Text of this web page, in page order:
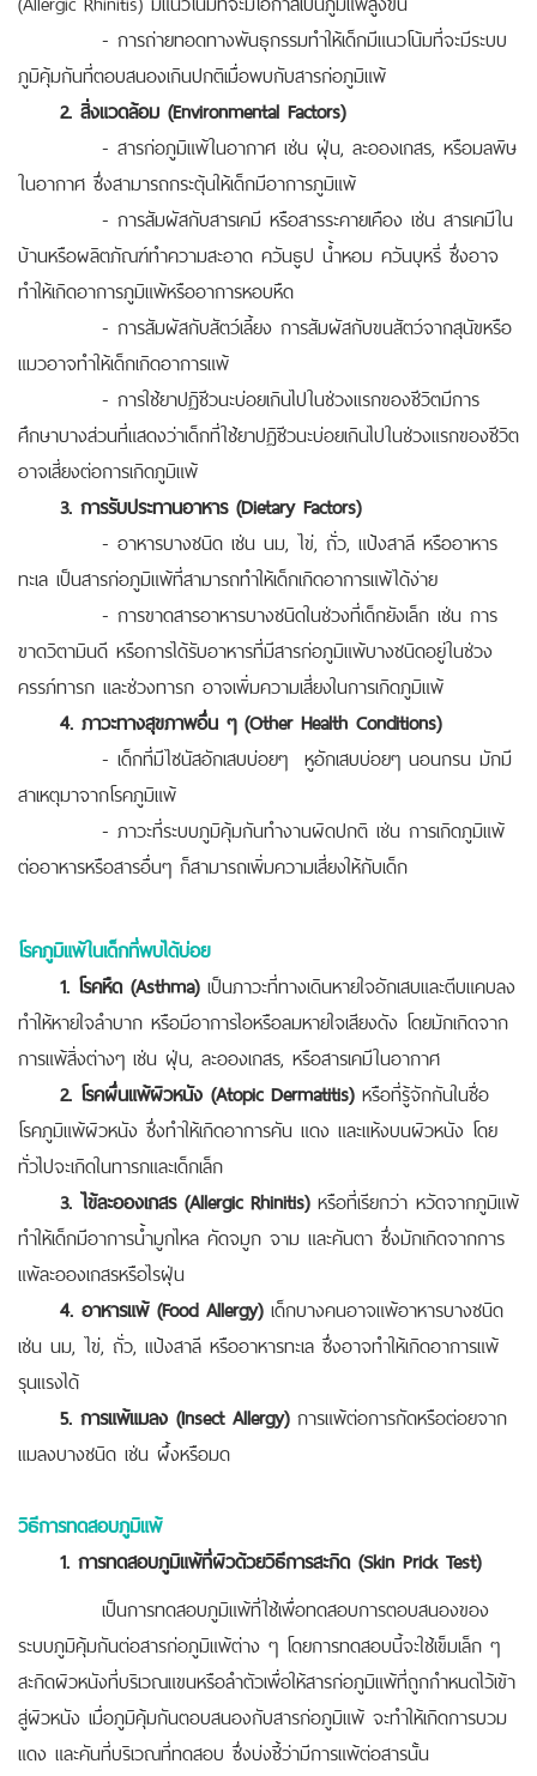
- การถ่ายทอดทางพันธุกรรมทำให้เด็กมีแนวโน้มที่จะมีระบบ
ภูมิคุ้มกันที่ตอบสนองเกินปกติเมื่อพบกับสารก่อภูมิแพ้
2. สิ่งแวดล้อม (Environmental Factors)
- สารก่อภูมิแพ้ในอากาศ เช่น ฝุ่น, ละอองเกสร, หรือมลพิษ
ในอากาศ ซึ่งสามารถกระตุ้นให้เด็กมีอาการภูมิแพ้
- การสัมผัสกับสารเคมี หรือสารระคายเคือง เช่น สารเคมีใน
บ้านหรือผลิตภัณฑ์ทำความสะอาด ควันธูป น้ำหอม ควันบุหรี่ ซึ่งอาจ
ทำให้เกิดอาการภูมิแพ้หรืออาการหอบหืด
- การสัมผัสกับสัตว์เลี้ยง การสัมผัสกับขนสัตว์จากสุนัขหรือ
แมวอาจทำให้เด็กเกิดอาการแพ้
- การใช้ยาปฏิชีวนะบ่อยเกินไปในช่วงแรกของชีวิตมีการ
ศึกษาบางส่วนที่แสดงว่าเด็กที่ใช้ยาปฏิชีวนะบ่อยเกินไปในช่วงแรกของชีวิต
อาจเสี่ยงต่อการเกิดภูมิแพ้
3. การรับประทานอาหาร (Dietary Factors)
- อาหารบางชนิด เช่น นม, ไข่, ถั่ว, แป้งสาลี หรืออาหาร
ทะเล เป็นสารก่อภูมิแพ้ที่สามารถทำให้เด็กเกิดอาการแพ้ได้ง่าย
- การขาดสารอาหารบางชนิดในช่วงที่เด็กยังเล็ก เช่น การ
ขาดวิตามินดี หรือการได้รับอาหารที่มีสารก่อภูมิแพ้บางชนิดอยู่ในช่วง
ครรภ์ทารก และช่วงทารก อาจเพิ่มความเสี่ยงในการเกิดภูมิแพ้
4. ภาวะทางสุขภาพอื่น ๆ (Other Health Conditions)
- เด็กที่มีไซนัสอักเสบบ่อยๆ หูอักเสบบ่อยๆ นอนกรน มักมี
สาเหตุมาจากโรคภูมิแพ้
- ภาวะที่ระบบภูมิคุ้มกันทำงานผิดปกติ เช่น การเกิดภูมิแพ้
ต่ออาหารหรือสารอื่นๆ ก็สามารถเพิ่มความเสี่ยงให้กับเด็ก
โรคภูมิแพ้ในเด็กที่พบได้บ่อย
1. โรคหืด (Asthma)เป็นภาวะที่ทางเดินหายใจอักเสบและตีบแคบลง
ทำให้หายใจลำบาก หรือมีอาการไอหรือลมหายใจเสียงดัง โดยมักเกิดจาก
การแพ้สิ่งต่างๆ เช่น ฝุ่น, ละอองเกสร, หรือสารเคมีในอากาศ
2. โรคผื่นแพ้ผิวหนัง (Atopic Dermatitis)หรือที่รู้จักกันในชื่อ
โรคภูมิแพ้ผิวหนัง ซึ่งทำให้เกิดอาการคัน แดง และแห้งบนผิวหนัง โดย
ทั่วไปจะเกิดในทารกและเด็กเล็ก
3. ไข้ละอองเกสร (Allergic Rhinitis)หรือที่เรียกว่า หวัดจากภูมิแพ้
ทำให้เด็กมีอาการน้ำมูกไหล คัดจมูก จาม และคันตา ซึ่งมักเกิดจากการ
แพ้ละอองเกสรหรือไรฝุ่น
4. อาหารแพ้ (Food Allergy)เด็กบางคนอาจแพ้อาหารบางชนิด
เช่น นม, ไข่, ถั่ว, แป้งสาลี หรืออาหารทะเล ซึ่งอาจทำให้เกิดอาการแพ้
รุนแรงได้
5. การแพ้แมลง (Insect Allergy)การแพ้ต่อการกัดหรือต่อยจาก
แมลงบางชนิด เช่น ผึ้งหรือมด
วิธีการทดสอบภูมิแพ้
1. การทดสอบภูมิแพ้ที่ผิวด้วยวิธีการสะกิด (Skin Prick Test)
เป็นการทดสอบภูมิแพ้ที่ใช้เพื่อทดสอบการตอบสนองของ
ระบบภูมิคุ้มกันต่อสารก่อภูมิแพ้ต่าง ๆ โดยการทดสอบนี้จะใช้เข็มเล็ก ๆ
สะกิดผิวหนังที่บริเวณแขนหรือลำตัวเพื่อให้สารก่อภูมิแพ้ที่ถูกกำหนดไว้เข้า
สู่ผิวหนัง เมื่อภูมิคุ้มกันตอบสนองกับสารก่อภูมิแพ้ จะทำให้เกิดการบวม
แดง และคันที่บริเวณที่ทดสอบ ซึ่งบ่งชี้ว่ามีการแพ้ต่อสารนั้น